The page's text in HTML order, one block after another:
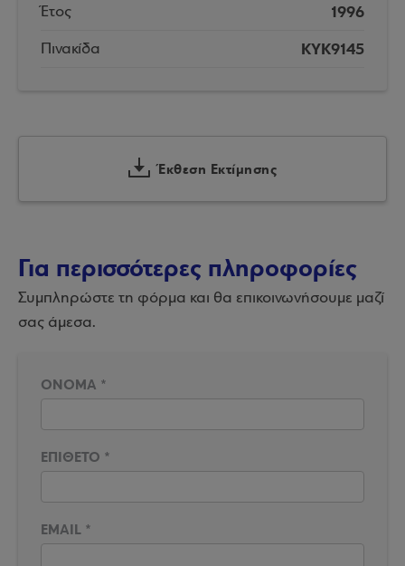
Έτος 1996
Πινακίδα KYK9145
Έκθεση Εκτίμησης
Για περισσότερες πληροφορίες
Συμπληρώστε τη φόρμα και θα επικοινωνήσουμε μαζί
σας άμεσα.
ΟΝΟΜΑ *
ΕΠΙΘΕΤΟ *
EMAIL *